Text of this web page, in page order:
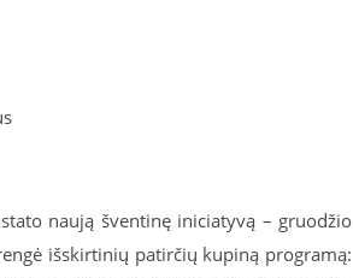
naują šventinę iniciatyvą – gruodžio
išskirtinių patirčių kupiną programą: